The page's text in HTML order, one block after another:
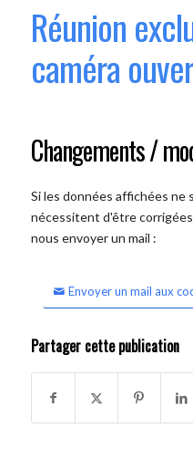
Réunion
caméra
Changements /
Si les données affichées ne
nécessitent d'être
nous envoyer un mail :
Envoyer un mail aux
Partager cette publication